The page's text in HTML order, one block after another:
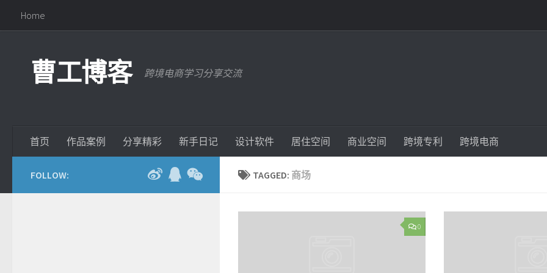
Home
曹工博客 跨境电商学习分享交流
首页 作品案例 分享精彩 新手日记 设计软件 居住空间 商业空间 跨境专利 跨境电商
TAGGED: 商场
0
FOLLOW: